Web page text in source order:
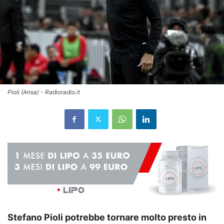
Pioli (Ansa) - Radioradio.it
Stefano Pioli potrebbe tornare molto presto in